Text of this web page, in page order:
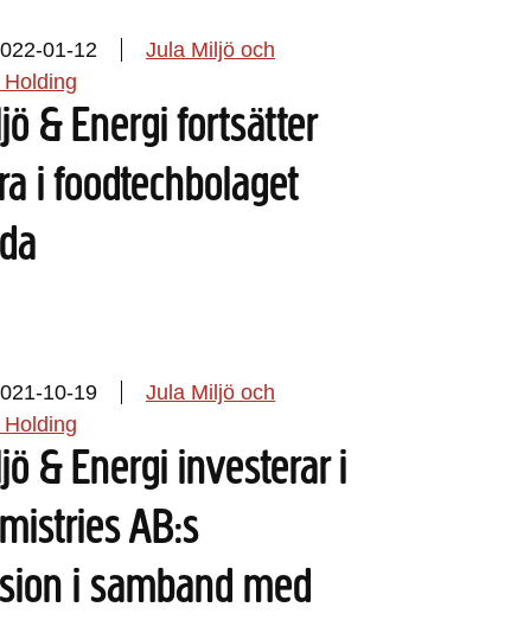
01-12
Jula Miljö och
& Energi fortsätter
i foodtechbolaget
10-19
Jula Miljö och
& Energi investerar i
AB:s
i samband med